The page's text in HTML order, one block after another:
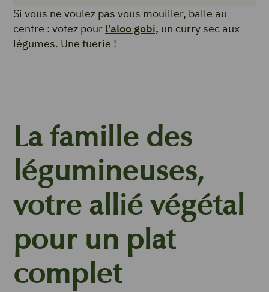
Si vous ne voulez pas vous mouiller, balle au
centre : votez pour l’aloo gobi, un curry sec aux
légumes. Une tuerie !
La famille des
légumineuses,
votre allié végétal
pour un plat
complet